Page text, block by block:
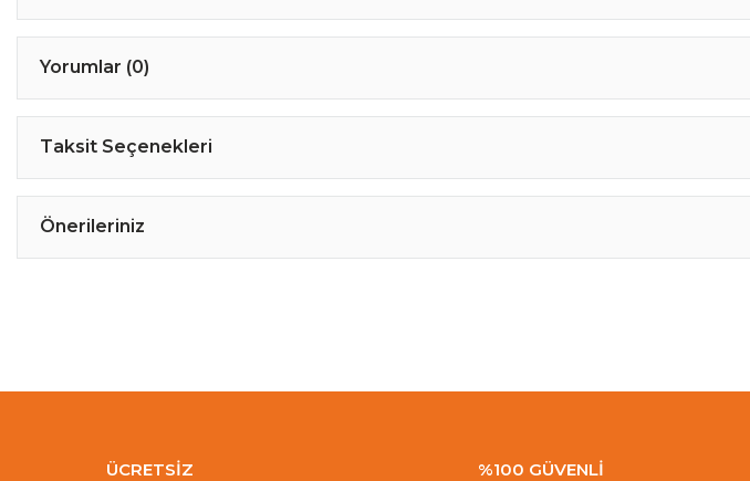
Yorumlar (0)
Taksit Seçenekleri
Önerileriniz
ÜCRETSİZ
%100 GÜVENLİ